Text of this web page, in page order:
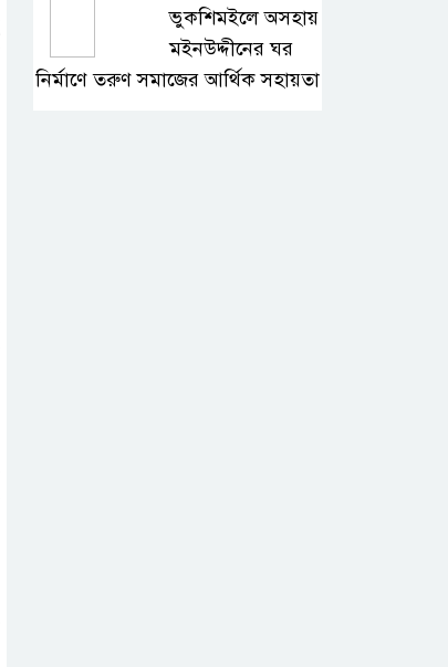
ভুকশিমইলে অসহায়
মইনউদ্দীনের ঘর
নির্মাণে তরুণ সমাজের আর্থিক সহায়তা